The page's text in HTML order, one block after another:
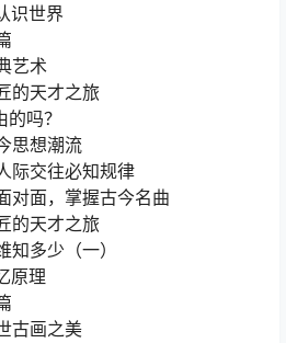
识世界
艺术
的天才之旅
吗？
思想潮流
际交往必知规律
对面，掌握古今名曲
的天才之旅
多少（一）
原理
古画之美